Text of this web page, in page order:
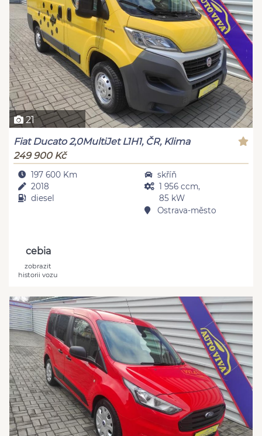
21
Fiat Ducato 2,0MultiJet L1H1, ČR, Klima
249 900 Kč
197 600 Km
2018
diesel
skříň
1 956 ccm,
85 kW
Ostrava-město
cebia
zobrazit
historii vozu